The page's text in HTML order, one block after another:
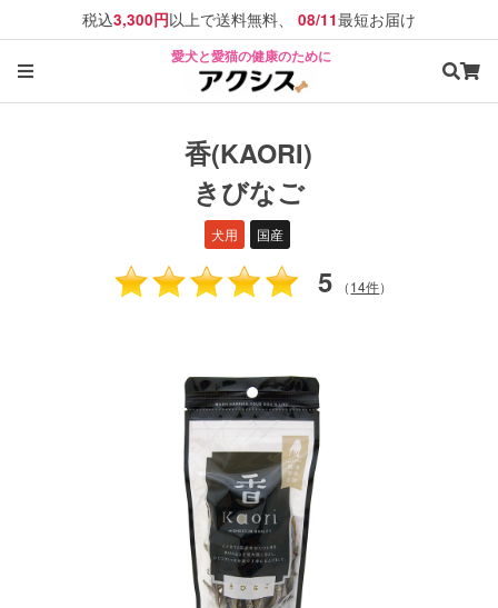
税込3,300円以上で送料無料、 08/11最短お届け
愛犬と愛猫の健康のために
香(KAORI)
きびなご
犬用 国産
5 （14件）